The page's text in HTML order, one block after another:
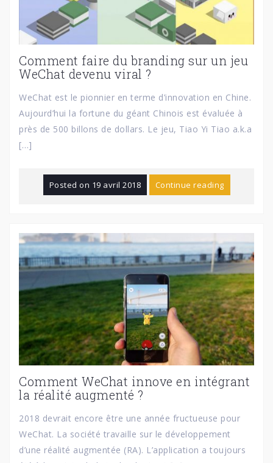
Comment faire du branding sur un jeu
WeChat devenu viral ?
WeChat est le pionnier en terme d’innovation en Chine.
Aujourd’hui la fortune du géant Chinois est évaluée à
près de 500 billons de dollars. Le jeu, Tiao Yi Tiao a.k.a
[…]
Posted on 19 avril 2018 Continue reading
Comment WeChat innove en intégrant
la réalité augmenté ?
2018 devrait encore être une année fructueuse pour
WeChat. La société travaille sur le développement
d’une réalité augmentée (RA). L’application a toujours